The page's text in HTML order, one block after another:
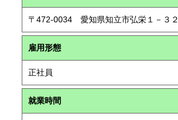
〒472-0034 愛知県知立市弘栄１－３２
雇用形態
正社員
就業時間